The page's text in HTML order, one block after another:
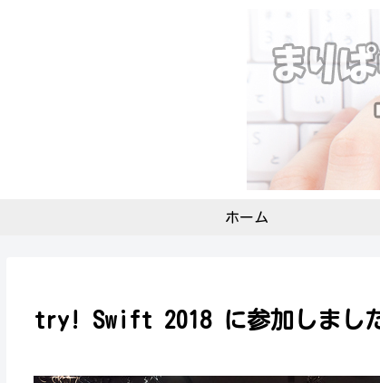
ホーム
try! Swift 2018 に参加しまし